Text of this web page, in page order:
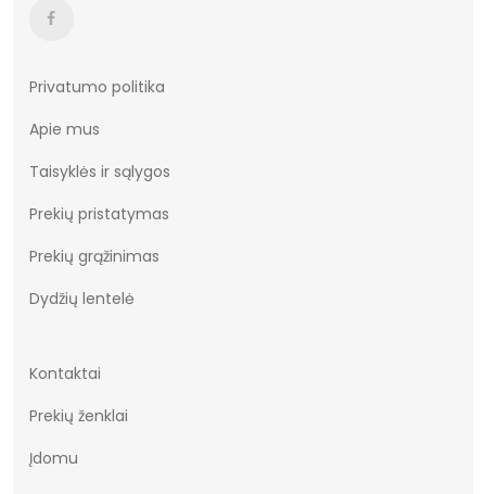
Privatumo politika
Apie mus
Taisyklės ir sąlygos
Prekių pristatymas
Prekių grąžinimas
Dydžių lentelė
Kontaktai
Prekių ženklai
Įdomu